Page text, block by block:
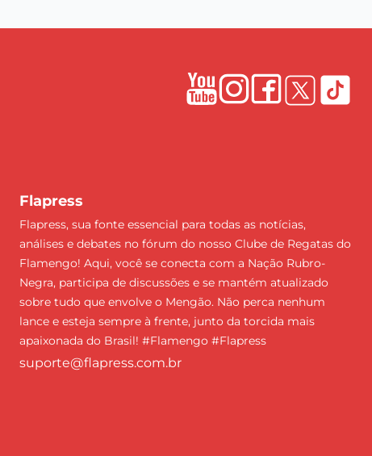
Flapress
Flapress, sua fonte essencial para todas as notícias,
análises e debates no fórum do nosso Clube de Regatas do
Flamengo! Aqui, você se conecta com a Nação Rubro-
Negra, participa de discussões e se mantém atualizado
sobre tudo que envolve o Mengão. Não perca nenhum
lance e esteja sempre à frente, junto da torcida mais
apaixonada do Brasil! #Flamengo #Flapress
suporte@flapress.com.br